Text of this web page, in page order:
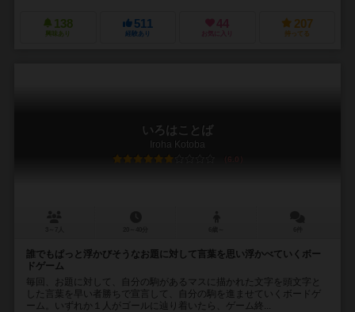
138
興味あり
511
経験あり
44
お気に入り
207
持ってる
いろはことば
Iroha Kotoba
6.0
誰でもぱっと浮かびそうなお題に対して言葉を思い浮かべていくボー
ドゲーム
毎回、お題に対して、自分の駒があるマスに描かれた文字を頭文字と
した言葉を早い者勝ちで宣言して、自分の駒を進ませていくボードゲ
ーム。いずれか１人がゴールに辿り着いたら、ゲーム終...